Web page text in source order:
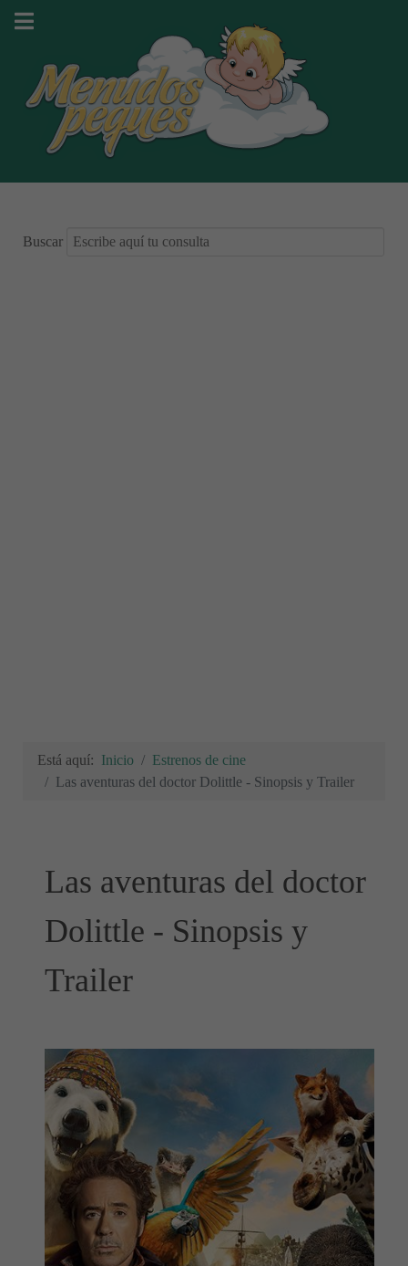
Buscar
Está aquí: Inicio
Estrenos de cine
Las aventuras del doctor Dolittle - Sinopsis y Trailer
Las aventuras del doctor
Dolittle - Sinopsis y
Trailer